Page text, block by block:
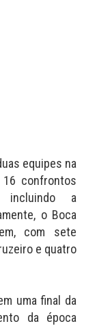
equipes na
confrontos
incluindo a
o Boca
com sete
e quatro
uma final da
da época